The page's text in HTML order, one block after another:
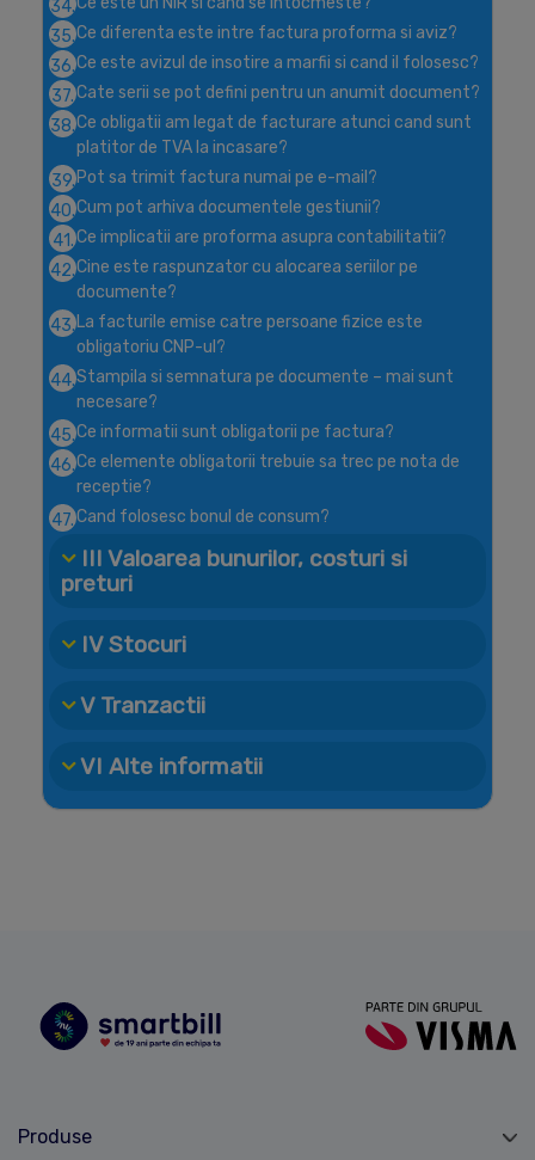
34.
35.Ce diferenta este intre factura proforma si aviz?
36.Ce este avizul de insotire a marfii si cand il folosesc?
37.Cate serii se pot defini pentru un anumit document?
38.Ce obligatii am legat de facturare atunci cand sunt
platitor de TVA la incasare?
39. Pot sa trimit factura numai pe e-mail?
40.Cum pot arhiva documentele gestiunii?
41.Ce implicatii are proforma asupra contabilitatii?
42.Cine este raspunzator cu alocarea seriilor pe
documente?
43.La facturile emise catre persoane fizice este
obligatoriu CNP-ul?
44.Stampila si semnatura pe documente – mai sunt
necesare?
45.Ce informatii sunt obligatorii pe factura?
46.Ce elemente obligatorii trebuie sa trec pe nota de
receptie?
47.Cand folosesc bonul de consum?
III Valoarea bunurilor, costuri si
preturi
IV Stocuri
V Tranzactii
VI Alte informatii
Produse